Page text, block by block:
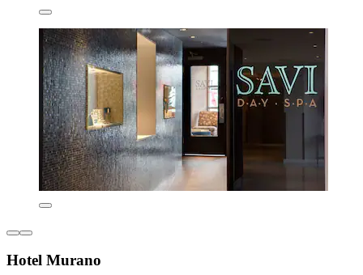
Hotel Murano